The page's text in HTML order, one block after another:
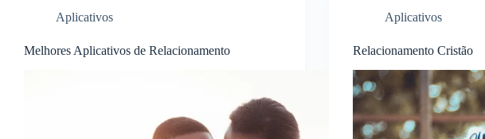
Aplicativos
Melhores Aplicativos de Relacionamento
Aplicativos
Relacionamento Cristão